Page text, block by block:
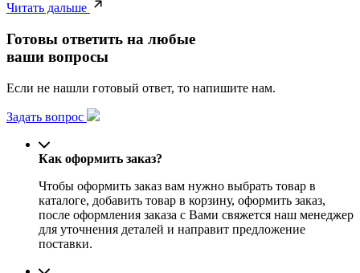
Читать дальше
Готовы ответить на любые
ваши вопросы
Если не нашли готовый ответ, то напишите нам.
Задать вопрос
Как оформить заказ?
Чтобы оформить заказ вам нужно выбрать товар в
каталоге, добавить товар в корзину, оформить заказ,
после оформления заказа с Вами свяжется наш менеджер
для уточнения деталей и направит предложение
поставки.